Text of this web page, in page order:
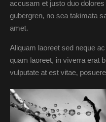
accusam et justo duo
gubergren, no sea takimata
amet.
Aliquam laoreet sed neque
quam laoreet, in viverra erat
vulputate at est vitae,